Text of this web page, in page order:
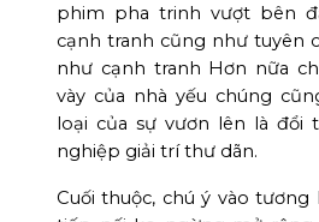
phim pha trinh vượt bên
cạnh tranh cũng như tuyên
như cạnh tranh Hơn nữa
vày của nhà yếu chúng
loại của sự vươn lên là đổi
nghiệp giải trí thư dãn.
Cuối thuộc, chú ý vào